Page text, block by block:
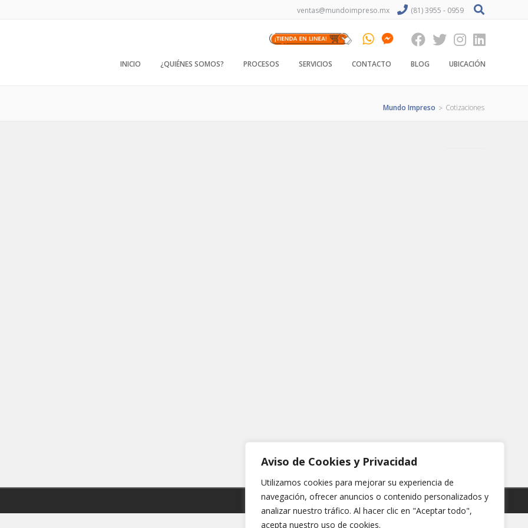
Aviso de Cookies y Privacidad
Utilizamos cookies para mejorar su experiencia de
navegación, ofrecer anuncios o contenido personalizados y
analizar nuestro tráfico. Al hacer clic en "Aceptar todo",
acepta nuestro uso de cookies.
ventas@mundoimpreso.mx (81) 3955 - 0959
INICIO ¿QUIÉNES SOMOS? PROCESOS SERVICIOS CONTACTO BLOG UBICACIÓN
Mundo Impreso > Cotizaciones